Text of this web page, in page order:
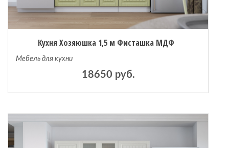
Кухня Хозяюшка 1,5 м Фисташка МДФ
Мебель для кухни
18650 руб.